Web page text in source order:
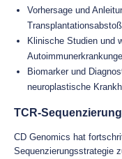
Vorhersage und
Klinische Studien und
Biomarker und
neuroplastische
TCR-
CD Genomics hat
Sequenzierungsstrategie